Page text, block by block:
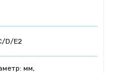
D/E2
мм,